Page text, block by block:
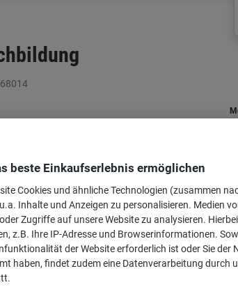
beste Einkaufserlebnis ermöglichen
Cookies und ähnliche Technologien (zusammen
Inhalte und Anzeigen zu personalisieren. Medien
Zugriffe auf unsere Website zu analysieren.
z.B. Ihre IP-Adresse und Browserinformationen.
der Website erforderlich ist oder Sie der
haben, findet zudem eine Datenverarbeitung durch